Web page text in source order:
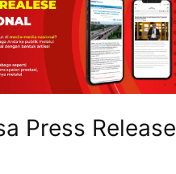
Press Release